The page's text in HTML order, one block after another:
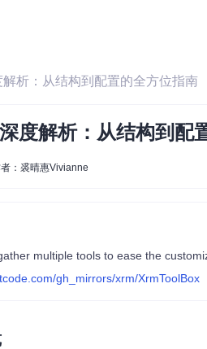
析：从结构到配置的全方位指南
度解析：从结构到配
：裘晴惠Vivianne
multiple tools to ease the
gh_mirrors/xrm/XrmToolBox